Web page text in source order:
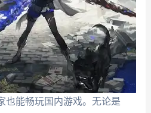
也能畅玩国内游戏。无论是